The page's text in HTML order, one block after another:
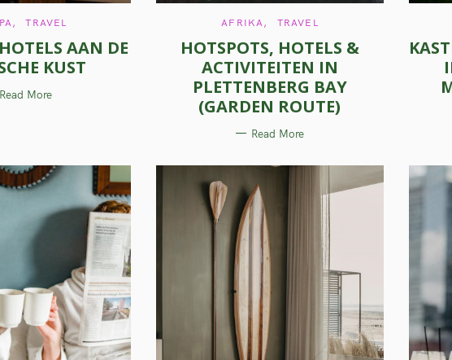
T
E
G
O
I
TRAVEL
AAN DE
KUST
Read More
C
E
G
O
R
I
E
AFRIKA TRAVEL
HOTSPOTS, HOTELS &
ACTIVITEITEN IN
PLETTENBERG BAY
(GARDEN ROUTE)
Read More
Press Esc to cancel.